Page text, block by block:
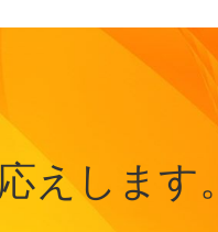
えします。